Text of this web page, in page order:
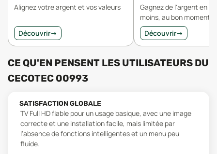
Alignez votre argent et vos valeurs
Découvrir→
Gagnez de l'argent en
moins, au bon moment.
Découvrir→
CE QU'EN PENSENT LES UTILISATEURS DU
CECOTEC 00993
SATISFACTION GLOBALE
TV Full HD fiable pour un usage basique, avec une image
correcte et une installation facile, mais limitée par
l'absence de fonctions intelligentes et un menu peu
fluide.